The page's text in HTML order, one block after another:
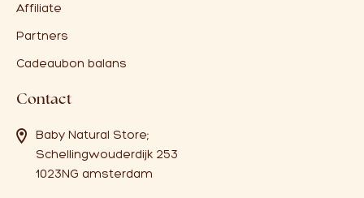
Affiliate
Partners
Cadeaubon balans
Contact
Baby Natural Store;
Schellingwouderdijk 253
1023NG amsterdam